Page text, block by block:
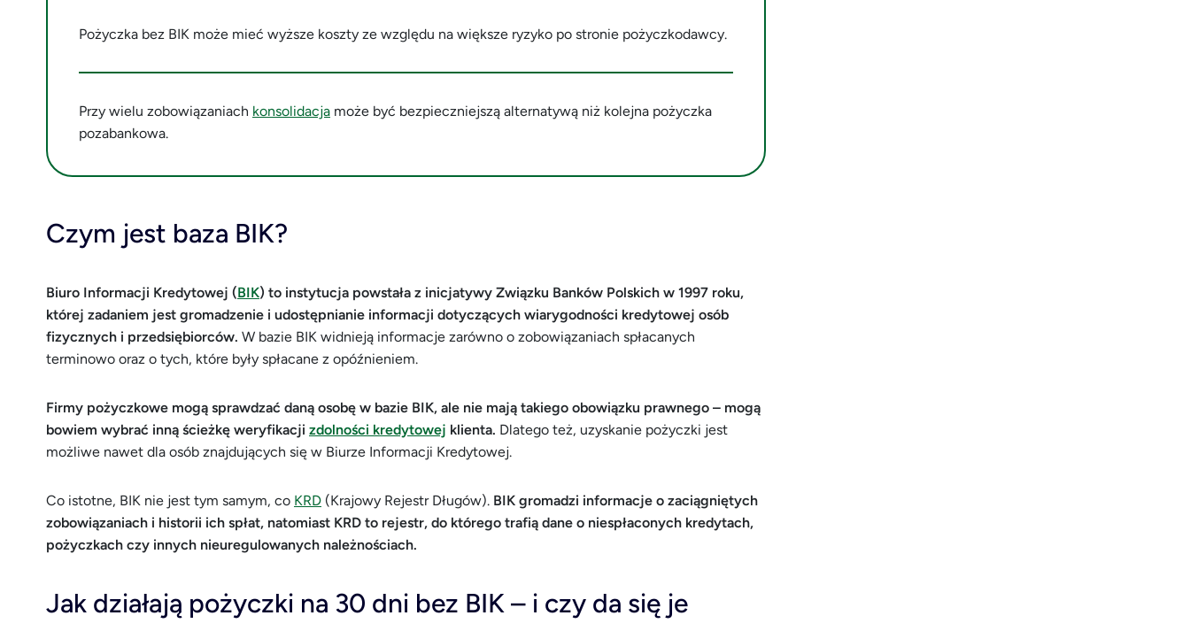
Pożyczka bez BIK może mieć wyższe koszty ze względu na większe ryzyko po stronie pożyczkodawcy.
Przy wielu zobowiązaniach konsolidacja może być bezpieczniejszą alternatywą niż kolejna pożyczka
pozabankowa.
Czym jest baza BIK?
Biuro Informacji Kredytowej (BIK) to instytucja powstała z inicjatywy Związku Banków Polskich w 1997 roku,
której zadaniem jest gromadzenie i udostępnianie informacji dotyczących wiarygodności kredytowej osób
fizycznych i przedsiębiorców. W bazie BIK widnieją informacje zarówno o zobowiązaniach spłacanych
terminowo oraz o tych, które były spłacane z opóźnieniem.
Firmy pożyczkowe mogą sprawdzać daną osobę w bazie BIK, ale nie mają takiego obowiązku prawnego – mogą
bowiem wybrać inną ścieżkę weryfikacji zdolności kredytowej klienta. Dlatego też, uzyskanie pożyczki jest
możliwe nawet dla osób znajdujących się w Biurze Informacji Kredytowej.
Co istotne, BIK nie jest tym samym, co KRD (Krajowy Rejestr Długów). BIK gromadzi informacje o zaciągniętych
zobowiązaniach i historii ich spłat, natomiast KRD to rejestr, do którego trafią dane o niespłaconych kredytach,
pożyczkach czy innych nieuregulowanych należnościach.
Jak działają pożyczki na 30 dni bez BIK – i czy da się je